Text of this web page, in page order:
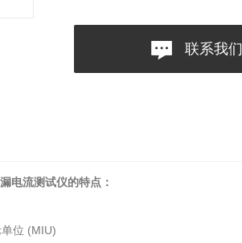
联系我们
电流测试仪的特点：
位 (MIU)